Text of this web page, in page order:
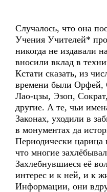
Случалось, что она
Учения Учителей*
никогда не издавали
вносили вклад в
Кстати сказать, из
времени были Орфей,
Лао-цзы, Эзоп,
другие. А те, чьи
Законах, уходили в
в монументах да
Периодически
что многие
Захлебнувшиеся её
интерес и к ней, и к
Информации, они